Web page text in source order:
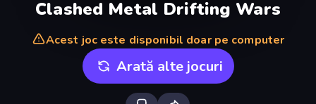
Clashed Metal Drifting Wars
Acest joc este disponibil doar pe computer
Arată alte jocuri